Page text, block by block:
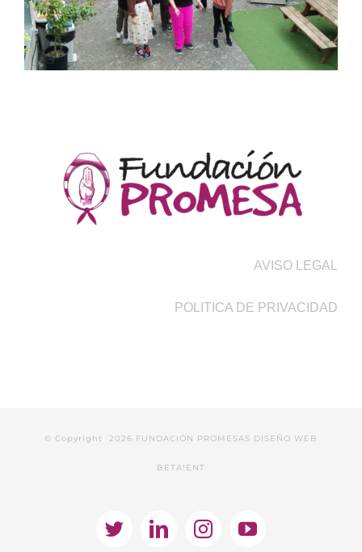
AVISO LEGAL
POLITICA DE PRIVACIDAD
© Copyright 2026 FUNDACIÓN PROMESAS DISEÑO WEB
BETA!ENT
TwitterLinkedInInstagramYouTube